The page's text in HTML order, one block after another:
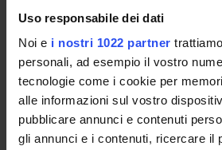
Uso responsabile dei dati
Noi e i nostri 1022 partner
personali, ad esempio il vostro
tecnologie come i cookie per
alle informazioni sul vostro
pubblicare annunci e contenuti
gli annunci e i contenuti, ricercare il
Nicola Bombieri
Professore ordinario
Carlo Combi
Professore ordinario
Rosalba Giugno
Professore ordinario